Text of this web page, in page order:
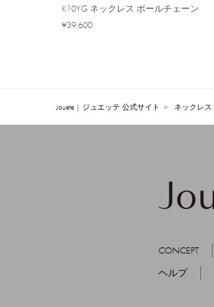
K10YG ネックレス ボールチェーン
¥39,600
Jouete | ジュエッテ 公式サイト ネックレス
CONCEPT
ヘルプ